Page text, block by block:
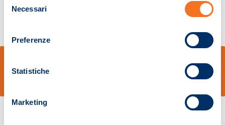
delNecessari
Preferenze
Statistiche
Marketing
Pistoia 01680210505 – R.E.A. n.155974 - Cap.Soc. € 2.000.000,00 i.v. La
Società adotta il Codice Etico D.lgs. 231/01